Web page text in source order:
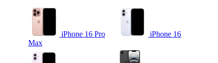
iPhone 16 Pro
Max
iPhone 16